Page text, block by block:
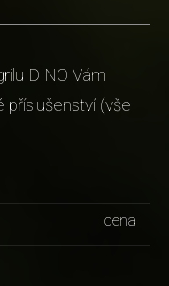
DINO Vám
příslušenství (vše
cena